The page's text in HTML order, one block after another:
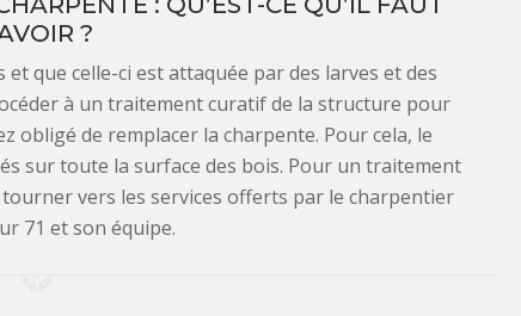
?
que celle-ci est attaquée par des larves et des
à un traitement curatif de la structure pour
obligé de remplacer la charpente. Pour cela, le
sur toute la surface des bois. Pour un traitement
vers les services offerts par le charpentier
71 et son équipe.